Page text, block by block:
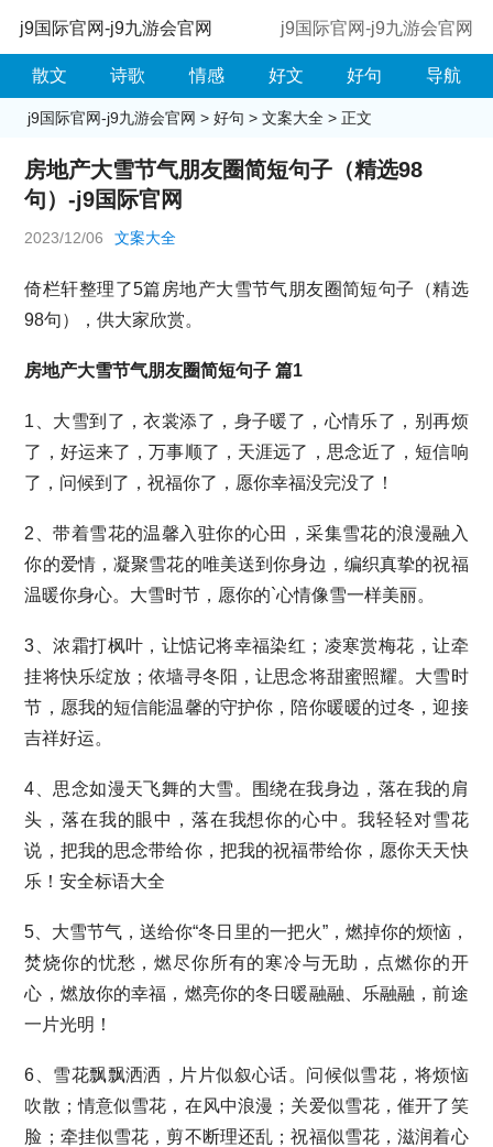
j9国际官网-j9九游会官网 j9国际官网-j9九游会官网
散文 诗歌 情感 好文 好句 导航
j9国际官网-j9九游会官网 > 好句 > 文案大全> 正文
房地产大雪节气朋友圈简短句子（精选98
句）-j9国际官网
2023/12/06 文案大全
倚栏轩整理了5篇房地产大雪节气朋友圈简短句子（精选
98句），供大家欣赏。
房地产大雪节气朋友圈简短句子 篇1
1、大雪到了，衣裳添了，身子暖了，心情乐了，别再烦
了，好运来了，万事顺了，天涯远了，思念近了，短信响
了，问候到了，祝福你了，愿你幸福没完没了！
2、带着雪花的温馨入驻你的心田，采集雪花的浪漫融入
你的爱情，凝聚雪花的唯美送到你身边，编织真挚的祝福
温暖你身心。大雪时节，愿你的`心情像雪一样美丽。
3、浓霜打枫叶，让惦记将幸福染红；凌寒赏梅花，让牵
挂将快乐绽放；依墙寻冬阳，让思念将甜蜜照耀。大雪时
节，愿我的短信能温馨的守护你，陪你暖暖的过冬，迎接
吉祥好运。
4、思念如漫天飞舞的大雪。围绕在我身边，落在我的肩
头，落在我的眼中，落在我想你的心中。我轻轻对雪花
说，把我的思念带给你，把我的祝福带给你，愿你天天快
乐！安全标语大全
5、大雪节气，送给你“冬日里的一把火”，燃掉你的烦恼，
焚烧你的忧愁，燃尽你所有的寒冷与无助，点燃你的开
心，燃放你的幸福，燃亮你的冬日暖融融、乐融融，前途
一片光明！
6、雪花飘飘洒洒，片片似叙心话。问候似雪花，将烦恼
吹散；情意似雪花，在风中浪漫；关爱似雪花，催开了笑
脸；牵挂似雪花，剪不断理还乱；祝福似雪花，滋润着心